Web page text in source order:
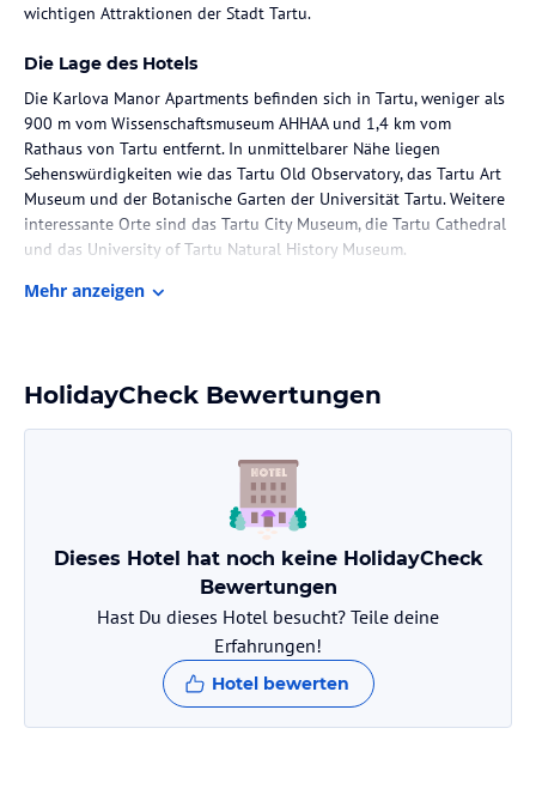
wichtigen Attraktionen der Stadt Tartu.
Die Lage des Hotels
Die Karlova Manor Apartments befinden sich in Tartu, weniger als
900 m vom Wissenschaftsmuseum AHHAA und 1,4 km vom
Rathaus von Tartu entfernt. In unmittelbarer Nähe liegen
Sehenswürdigkeiten wie das Tartu Old Observatory, das Tartu Art
Museum und der Botanische Garten der Universität Tartu. Weitere
interessante Orte sind das Tartu City Museum, die Tartu Cathedral
und das University of Tartu Natural History Museum.
Zimmer / Unterbringung im Hotel
Hinweis:
Verfasst von HolidayCheck mit Hilfe von KI. Alle
Angaben ohne Gewähr. Bitte lies vor der Buchung die
Angebotsdetailsdes jeweiligen Veranstalters.
Mehr anzeigen
HolidayCheck Bewertungen
Dieses Hotel hat noch keine HolidayCheck
Bewertungen
Hast Du dieses Hotel besucht? Teile deine
Erfahrungen!
Hotel bewerten